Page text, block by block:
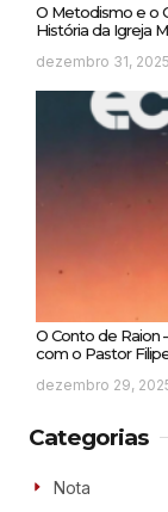
O Metodismo e o
História da Igreja
dezembro 31, 2025
O Conto de Raion
com o Pastor
dezembro 29,
Categorias
Nota